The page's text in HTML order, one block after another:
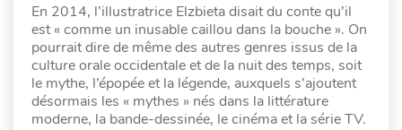
En 2014, l’illustratrice Elzbieta disait du conte qu’il
est « comme un inusable caillou dans la bouche ». On
pourrait dire de même des autres genres issus de la
culture orale occidentale et de la nuit des temps, soit
le mythe, l’épopée et la légende, auxquels s’ajoutent
désormais les « mythes » nés dans la littérature
moderne, la bande-dessinée, le cinéma et la série TV.